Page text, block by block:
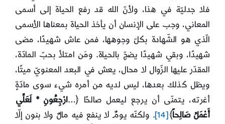
فلا جدليّة في هذا، ولأنّ الله قد رفع الحياة إلى أسمى
المعاني، وجب على الإنسان أن يأخذ الحياة بمعناها الأسمى
الّذي هو الشّهادة بكلّ وجوهها، فمن عاش شهيدًا، مضى
شهيدًا، وبقي شهيدًا يضجّ بالحياة. ومَن امتلأ بحبّ المادّة،
المقدّر عليها الزّوال لا محال، يعش في البعد المعنويّ ميتًا،
ويظل كذلك بعدها، ليس لديه من أمره شيء سوى مادّةٍ
أغرته، يتمنّى أن يرجع ليعمل صالحًا ﴿…ارْجِعُونِ * لَعَلِّي
أَعْمَلُ صَالِحاً﴾[14]
. ولكنّه يومٌ لا ينفع فيه مالٌ ولا بنون إلّا